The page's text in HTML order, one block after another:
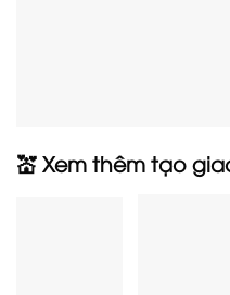
💒 Xem thêm tạo